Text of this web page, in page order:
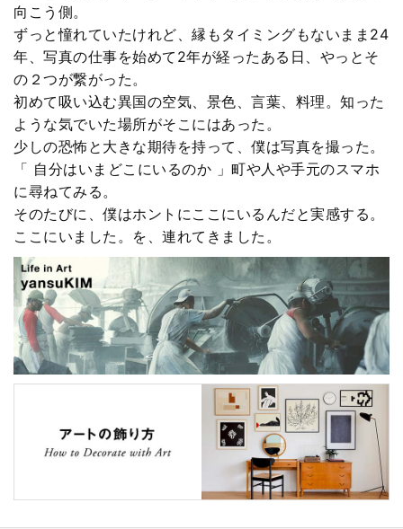
向こう側。
ずっと憧れていたけれど、縁もタイミングもないまま24
年、写真の仕事を始めて2年が経ったある日、やっとそ
の２つが繋がった。
初めて吸い込む異国の空気、景色、言葉、料理。知った
ような気でいた場所がそこにはあった。
少しの恐怖と大きな期待を持って、僕は写真を撮った。
「 自分はいまどこにいるのか 」町や人や手元のスマホ
に尋ねてみる。
そのたびに、僕はホントにここにいるんだと実感する。
ここにいました。を、連れてきました。